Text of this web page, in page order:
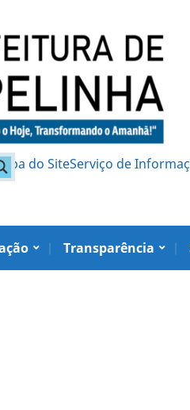
do SiteServiço de
Transparência